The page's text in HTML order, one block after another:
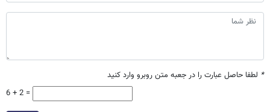
* لطفا حاصل عبارت را در جعبه متن روبرو وارد کنید
6 + 2 =